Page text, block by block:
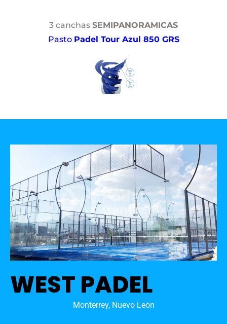
3 canchas SEMIPANORAMICAS
Pasto Padel Tour Azul 850 GRS
WEST PADEL
Monterrey, Nuevo León